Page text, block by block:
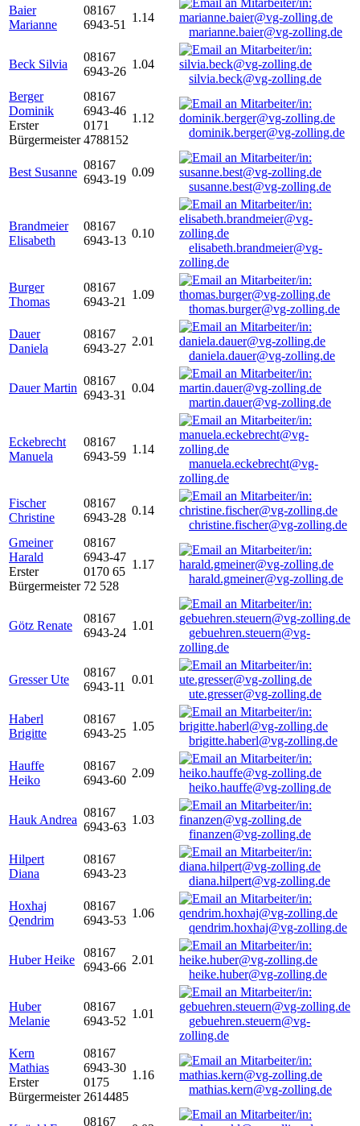
Baier
Marianne
08167
6943-51
1.14
marianne.baier@vg-zolling.de
Beck Silvia
08167
6943-26
1.04
silvia.beck@vg-zolling.de
Berger
Dominik
Erster
Bürgermeister
08167
6943-46
0171
4788152
1.12
dominik.berger@vg-zolling.de
Best Susanne
08167
6943-19
0.09
susanne.best@vg-zolling.de
Brandmeier
Elisabeth
08167
6943-13
0.10
elisabeth.brandmeier@vg-
zolling.de
Burger
Thomas
08167
6943-21
1.09
thomas.burger@vg-zolling.de
Dauer
Daniela
08167
6943-27
2.01
daniela.dauer@vg-zolling.de
Dauer Martin
08167
6943-31
0.04
martin.dauer@vg-zolling.de
Eckebrecht
Manuela
08167
6943-59
1.14
manuela.eckebrecht@vg-
zolling.de
Fischer
Christine
08167
6943-28
0.14
christine.fischer@vg-zolling.de
Gmeiner
Harald
Erster
Bürgermeister
08167
6943-47
0170 65
72 528
1.17
harald.gmeiner@vg-zolling.de
Götz Renate
08167
6943-24
1.01
gebuehren.steuern@vg-
zolling.de
Gresser Ute
08167
6943-11
0.01
ute.gresser@vg-zolling.de
Haberl
Brigitte
08167
6943-25
1.05
brigitte.haberl@vg-zolling.de
Hauffe
Heiko
08167
6943-60
2.09
heiko.hauffe@vg-zolling.de
Hauk Andrea
08167
6943-63
1.03
finanzen@vg-zolling.de
Hilpert
Diana
08167
6943-23
diana.hilpert@vg-zolling.de
Hoxhaj
Qendrim
08167
6943-53
1.06
qendrim.hoxhaj@vg-zolling.de
Huber Heike
08167
6943-66
2.01
heike.huber@vg-zolling.de
Huber
Melanie
08167
6943-52
1.01
gebuehren.steuern@vg-
zolling.de
Kern
Mathias
Erster
Bürgermeister
08167
6943-30
0175
2614485
1.16
mathias.kern@vg-zolling.de
08167